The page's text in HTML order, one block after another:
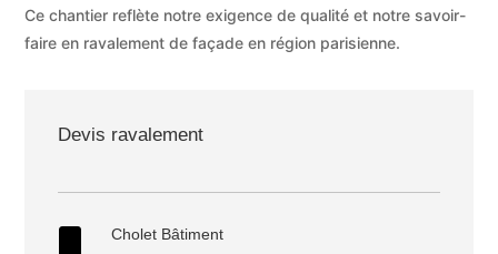
Ce chantier reflète notre exigence de qualité et notre savoir-
faire en ravalement de façade en région parisienne.
Devis ravalement
Cholet Bâtiment